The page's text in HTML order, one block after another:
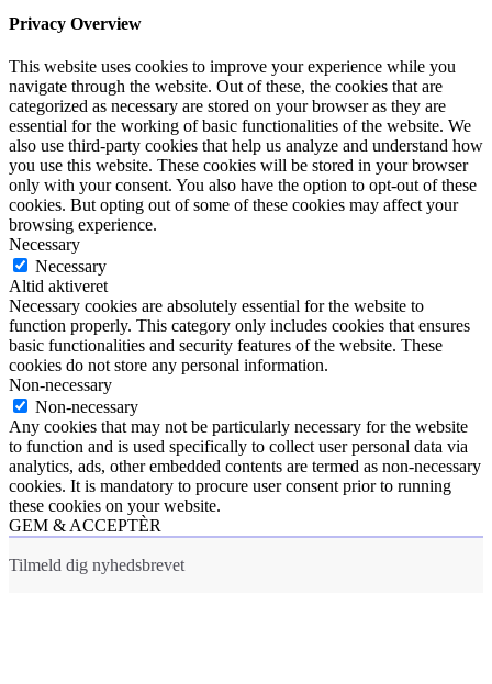
Privacy Overview
This website uses cookies to improve your experience while you
navigate through the website. Out of these, the cookies that are
categorized as necessary are stored on your browser as they are
essential for the working of basic functionalities of the website. We
also use third-party cookies that help us analyze and understand how
you use this website. These cookies will be stored in your browser
only with your consent. You also have the option to opt-out of these
cookies. But opting out of some of these cookies may affect your
browsing experience.
Necessary
Necessary
Altid aktiveret
Necessary cookies are absolutely essential for the website to
function properly. This category only includes cookies that ensures
basic functionalities and security features of the website. These
cookies do not store any personal information.
Non-necessary
Non-necessary
Any cookies that may not be particularly necessary for the website
to function and is used specifically to collect user personal data via
analytics, ads, other embedded contents are termed as non-necessary
cookies. It is mandatory to procure user consent prior to running
these cookies on your website.
GEM & ACCEPTÈR
Tilmeld dig nyhedsbrevet